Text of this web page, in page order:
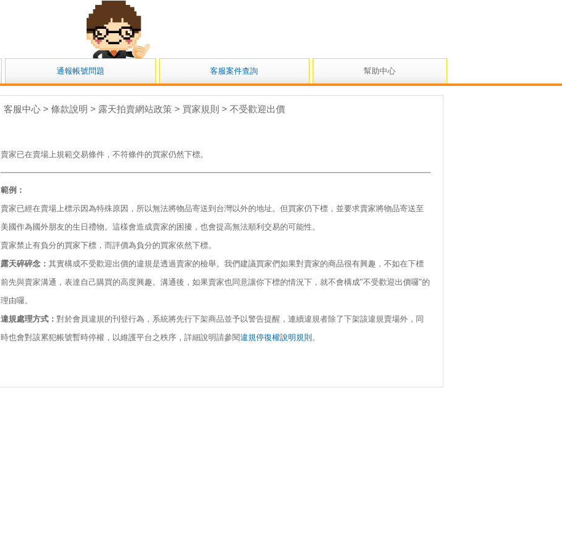
小露露
通報帳號問題 客服案件查詢 幫助中心
客服中心 > 條款說明 > 露天拍賣網站政策 > 買家規則 > 不受歡迎出價
賣家已在賣場上規範交易條件，不符條件的買家仍然下標。
範例：
賣家已經在賣場上標示因為特殊原因，所以無法將物品寄送到台灣以外的地址。但買家仍下標，並要求賣家將物品寄送至
美國作為國外朋友的生日禮物。這樣會造成賣家的困擾，也會提高無法順利交易的可能性。
賣家禁止有負分的買家下標，而評價為負分的買家依然下標。
露天碎碎念： 其實構成不受歡迎出價的違規是透過賣家的檢舉。我們建議買家們如果對賣家的商品很有興趣，不如在下標
前先與賣家溝通，表達自己購買的高度興趣。溝通後，如果賣家也同意讓你下標的情況下，就不會構成"不受歡迎出價囉"的
理由囉。
違規處理方式： 對於會員違規的刊登行為，系統將先行下架商品並予以警告提醒，連續違規者除了下架該違規賣場外，同
時也會對該累犯帳號暫時停權，以維護平台之秩序，詳細說明請參閱違規停復權說明規則 。